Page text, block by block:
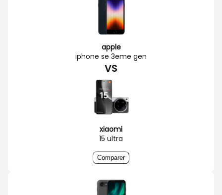
apple
iphone se 3eme gen
VS
xiaomi
15 ultra
Comparer